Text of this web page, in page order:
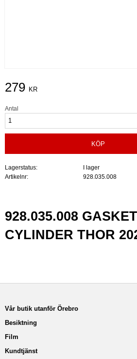
279 KR
Antal
KÖP
Lagerstatus
I lager
Artikelnr
928.035.008
928.035.008
CYLINDER THOR
Vår butik utanför Örebro
Besiktning
Film
Kundtjänst